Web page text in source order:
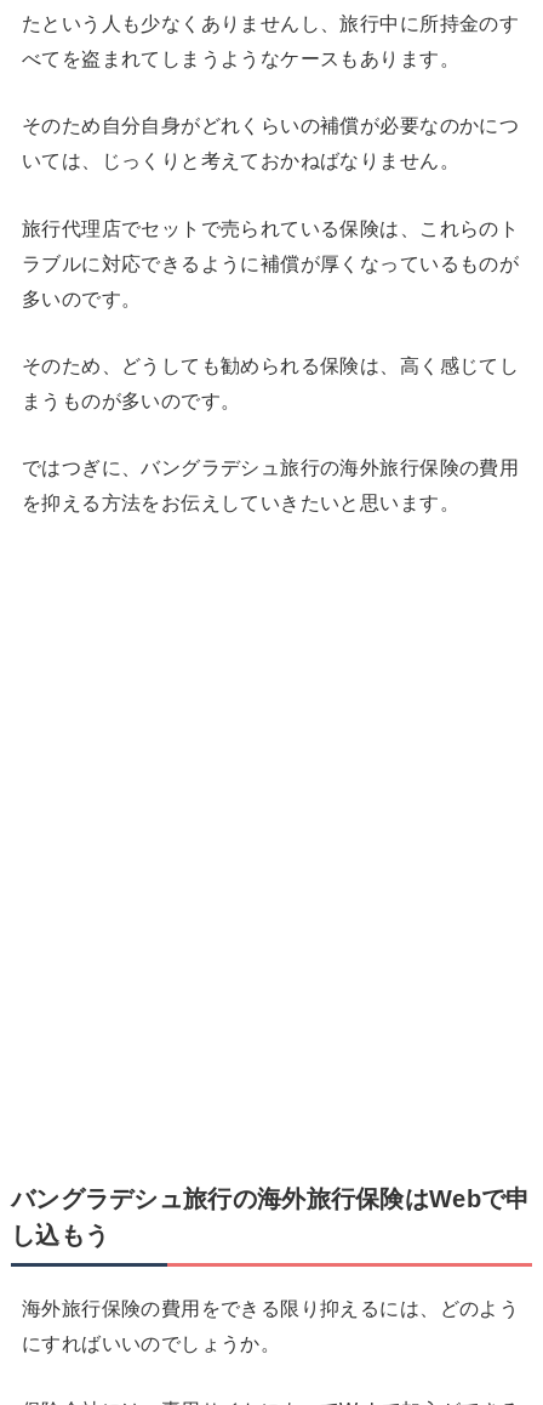
たという人も少なくありませんし、旅行中に所持金のす
べてを盗まれてしまうようなケースもあります。
そのため自分自身がどれくらいの補償が必要なのかにつ
いては、じっくりと考えておかねばなりません。
旅行代理店でセットで売られている保険は、これらのト
ラブルに対応できるように補償が厚くなっているものが
多いのです。
そのため、どうしても勧められる保険は、高く感じてし
まうものが多いのです。
ではつぎに、バングラデシュ旅行の海外旅行保険の費用
を抑える方法をお伝えしていきたいと思います。
バングラデシュ旅行の海外旅行保険はWebで申
し込もう
海外旅行保険の費用をできる限り抑えるには、どのよう
にすればいいのでしょうか。